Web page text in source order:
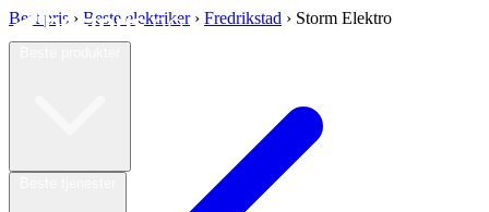
Best pris › Beste elektriker › Fredrikstad › Storm Elektro